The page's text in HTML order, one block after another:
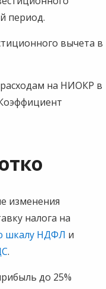
период.
вычета в
на НИОКР в
изменения
налога на
шкалу НДФЛ и
.
до 25%